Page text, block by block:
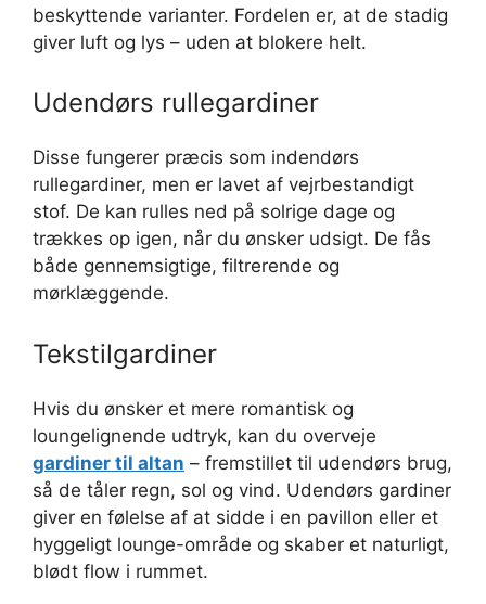
beskyttende varianter. Fordelen er, at de stadig
giver luft og lys – uden at blokere helt.
Udendørs rullegardiner
Disse fungerer præcis som indendørs
rullegardiner, men er lavet af vejrbestandigt
stof. De kan rulles ned på solrige dage og
trækkes op igen, når du ønsker udsigt. De fås
både gennemsigtige, filtrerende og
mørklæggende.
Tekstilgardiner
Hvis du ønsker et mere romantisk og
loungelignende udtryk, kan du overveje
gardiner til altan – fremstillet til udendørs brug,
så de tåler regn, sol og vind. Udendørs gardiner
giver en følelse af at sidde i en pavillon eller et
hyggeligt lounge-område og skaber et naturligt,
blødt flow i rummet.